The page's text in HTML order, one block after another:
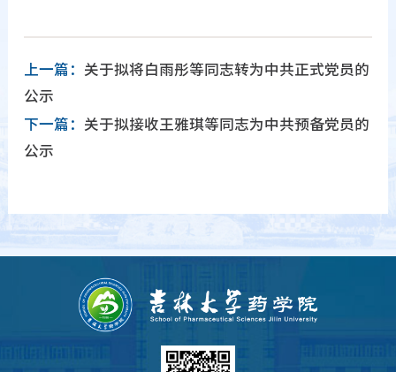
上一篇： 关于拟将白雨彤等同志转为中共正式党员的
公示
下一篇： 关于拟接收王雅琪等同志为中共预备党员的
公示